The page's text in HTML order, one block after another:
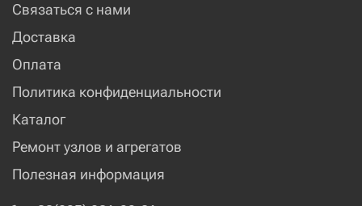
Связаться с нами
Доставка
Оплата
Политика конфиденциальности
Каталог
Ремонт узлов и агрегатов
Полезная информация